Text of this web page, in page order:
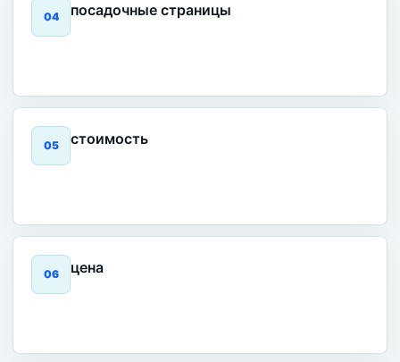
04 посадочные страницы
05 стоимость
06 цена